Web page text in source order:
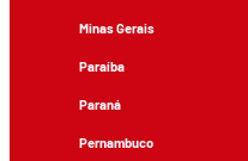
Minas Gerais
Paraíba
Paraná
Pernambuco